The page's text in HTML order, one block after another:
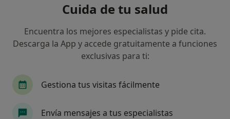
Cuida de tu salud
Encuentra los mejores especialistas y pide cita.
Descarga la App y accede gratuitamente a funciones
exclusivas para ti:
Gestiona tus visitas fácilmente
Envía mensajes a tus especialistas
Así organizamos los resultados
¿Qué especialidad estás buscando?
Cirujano general Proctólogo